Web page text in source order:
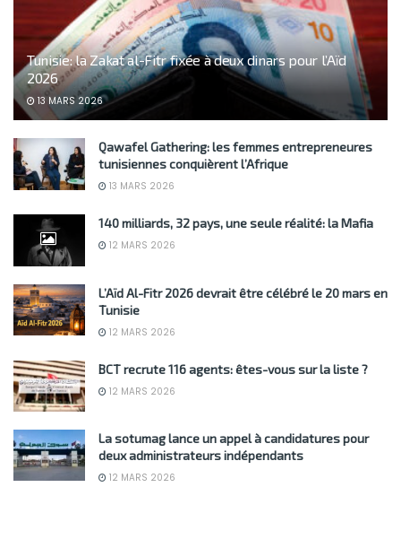
Tunisie: la Zakat al-Fitr fixée à deux dinars pour l’Aïd
2026
13 MARS 2026
Qawafel Gathering: les femmes entrepreneures
tunisiennes conquièrent l’Afrique
13 MARS 2026
140 milliards, 32 pays, une seule réalité: la Mafia
12 MARS 2026
L’Aïd Al-Fitr 2026 devrait être célébré le 20 mars en
Tunisie
12 MARS 2026
BCT recrute 116 agents: êtes-vous sur la liste ?
12 MARS 2026
La sotumag lance un appel à candidatures pour
deux administrateurs indépendants
12 MARS 2026